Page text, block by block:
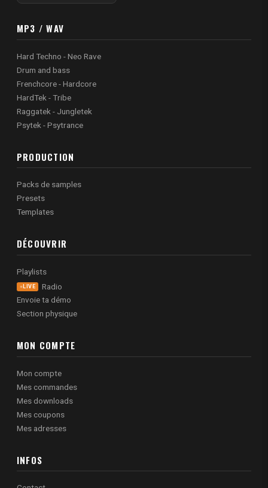
MP3 / WAV
Hard Techno - Neo Rave
Drum and bass
Frenchcore - Hardcore
HardTek - Tribe
Raggatek - Jungletek
Psytek - Psytrance
PRODUCTION
Packs de samples
Presets
Templates
DÉCOUVRIR
Playlists
LIVE
Radio
Envoie ta démo
Section physique
MON COMPTE
Mon compte
Mes commandes
Mes downloads
Mes coupons
Mes adresses
INFOS